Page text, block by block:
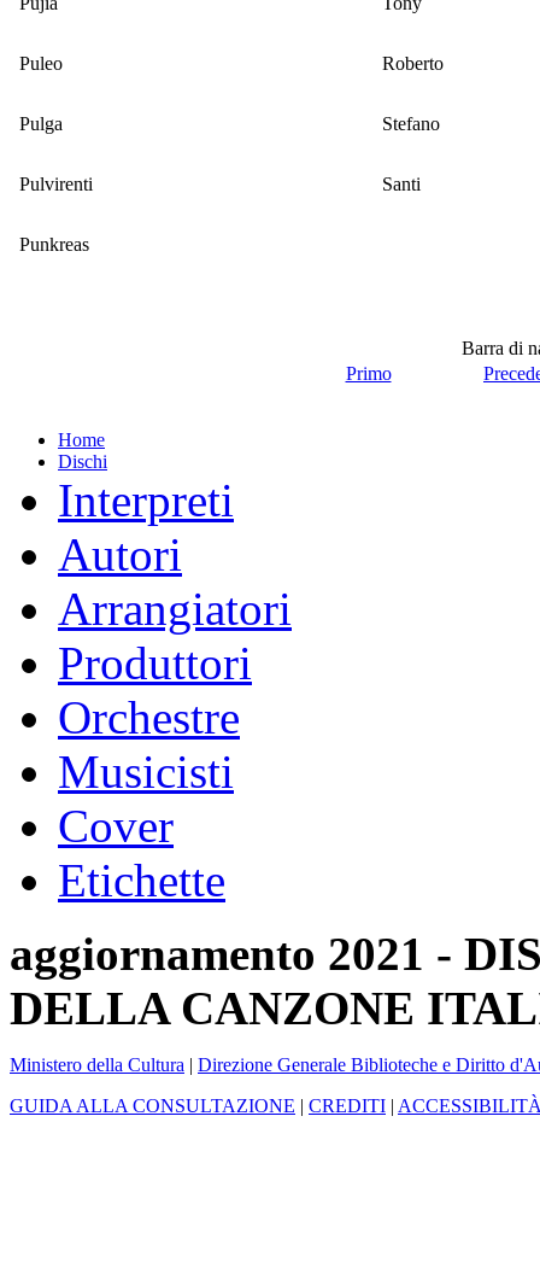
Puleo Roberto
Pulga Stefano
Pulvirenti Santi
Punkreas
Barra di
Primo
Home
Dischi
Interpreti
Autori
Arrangiatori
Produttori
Orchestre
Musicisti
Cover
Etichette
aggiornamento 2021 -
DELLA CANZONE
Ministero della Cultura | Direzione Generale Biblioteche e Diritto
GUIDA ALLA CONSULTAZIONE | CREDITI |